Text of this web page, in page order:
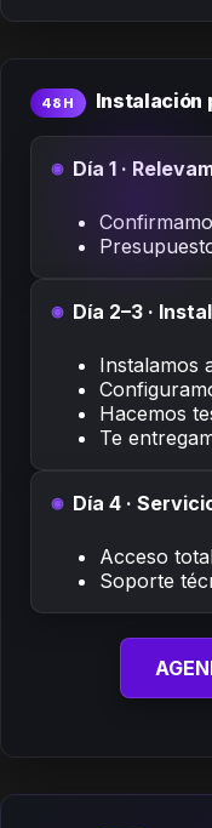
48H Instalación
Día 1 ·
Día 2–3 ·
Instalamos
Hacemos
Te
Día 4 ·
Acceso
Soporte